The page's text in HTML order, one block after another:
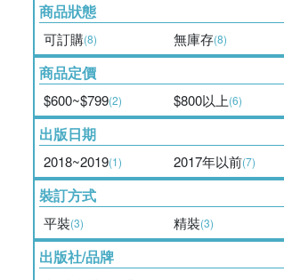
商品狀態
可訂購(8) 無庫存(8)
商品定價
$600~$799(2) $800以上(6)
出版日期
2018~2019(1) 2017年以前(7)
裝訂方式
平裝(3) 精裝(3)
出版社/品牌